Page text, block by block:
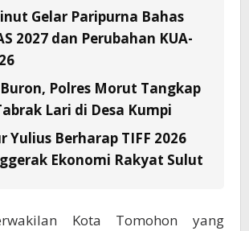
Gelar Paripurna Bahas
2027 dan Perubahan KUA-
Polres Morut Tangkap
Lari di Desa Kumpi
Yulius Berharap TIFF 2026
Ekonomi Rakyat Sulut
Kota Tomohon yang